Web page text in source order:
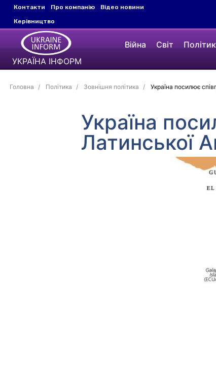
Контакти Про компанію
Відео новини
Керівництво
УКРАЇНА ІНФОРМ
Війна Світ
Головна Політика Зовнішня політика Україна посилює
Україна
Латинської